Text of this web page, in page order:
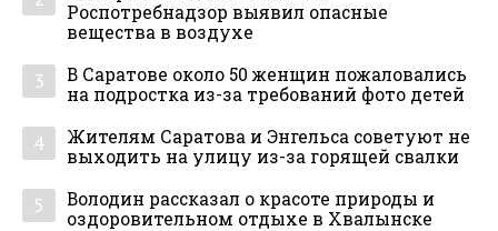
Роспотребнадзор выявил опасные
вещества в воздухе
3
В Саратове около 50 женщин пожаловались
на подростка из-за требований фото детей
4
Жителям Саратова и Энгельса советуют не
выходить на улицу из-за горящей свалки
5
Володин рассказал о красоте природы и
оздоровительном отдыхе в Хвалынске